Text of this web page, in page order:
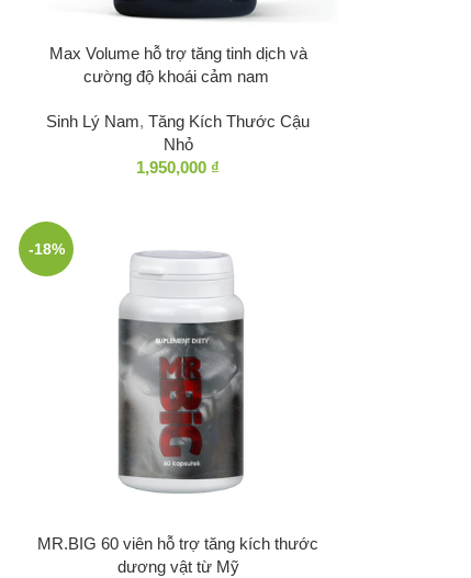
Max Volume hỗ trợ tăng tinh dịch và
cường độ khoái cảm nam
Sinh Lý Nam,Tăng Kích Thước Cậu
Nhỏ
1,950,000 ₫
-18%
MR.BIG 60 viên hỗ trợ tăng kích thước
dương vật từ Mỹ